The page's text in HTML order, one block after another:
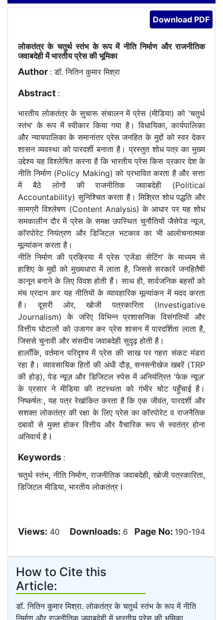
Download PDF
लोकतंत्र के चतुर्थ स्तंभ के रूप में नीति निर्माण और राजनीतिक
जवाबदेही में भारतीय प्रेस की भूमिका
Author : डॉ. नितिन कुमार मिश्रा
Abstract :
भारतीय लोकतंत्र के सुचारू संचालन में प्रेस (मीडिया) को 'चतुर्थ
स्तंभ' के रूप में स्वीकार किया गया है। विधायिका, कार्यपालिका
और न्यायपालिका के समानांतर प्रेस जनहित के मुद्दों को स्वर देकर
शासन व्यवस्था को पारदर्शी बनाता है। प्रस्तुत शोध पत्र का मुख्य
उद्देश्य यह विश्लेषित करना है कि भारतीय प्रेस किस प्रकार देश के
नीति निर्माण (Policy Making) को प्रभावित करता है और सत्ता
में बैठे लोगों की राजनीतिक जवाबदेही (Political
Accountability) सुनिश्चित करता है। मिश्रित शोध पद्धति और
सामग्री विश्लेषण (Content Analysis) के आधार पर यह शोध
समकालीन दौर में प्रेस के समक्ष उपस्थित चुनौतियों जैसेपेड न्यूज,
कॉरपोरेट नियंत्रण और डिजिटल भटकाव का भी आलोचनात्मक
मूल्यांकन करता है।
नीति निर्माण की प्रक्रिया में प्रेस 'एजेंडा सेटिंग' के माध्यम से
हाशिए के मुद्दों को मुख्यधारा में लाता है, जिससे सरकारें जनहितैषी
कानून बनाने के लिए विवश होती हैं। साथ ही, सार्वजनिक बहसों को
मंच प्रदान कर यह नीतियों के व्यावहारिक मूल्यांकन में मदद करता
है। दूसरी ओर, खोजी पत्रकारिता (Investigative
Journalism) के जरिए विभिन्न प्रशासनिक विसंगतियों और
वित्तीय घोटालों को उजागर कर प्रेस शासन में पारदर्शिता लाता है,
जिससे चुनावी और संसदीय जवाबदेही सुदृढ़ होती है।
हालाँकि, वर्तमान परिदृश्य में प्रेस की साख पर गहरा संकट मंडरा
रहा है। व्यावसायिक हितों की अंधी दौड़, सनसनीखेज खबरें (TRP
की होड़), पेड न्यूज़ और डिजिटल स्पेस में अनियंत्रित 'फेक न्यूज़'
के प्रसार ने मीडिया की तटस्थता को गंभीर चोट पहुँचाई है।
निष्कर्षतः, यह पत्र रेखांकित करता है कि एक जीवंत, पारदर्शी और
सशक्त लोकतंत्र की रक्षा के लिए प्रेस का कॉरपोरेट व राजनैतिक
दबावों से मुक्त होकर वित्तीय और वैचारिक रूप से स्वतंत्र होना
अनिवार्य है I
Keywords :
चतुर्थ स्तंभ, नीति निर्माण, राजनीतिक जवाबदेही, खोजी पत्रकारिता,
डिजिटल मीडिया, भारतीय लोकतंत्र I
Views: 40 Downloads: 6 Page No: 190-194
How to Cite this
Article:
डॉ. नितिन कुमार मिश्रा. लोकतंत्र के चतुर्थ स्तंभ के रूप में नीति
निर्माण और राजनीतिक जवाबदेही में भारतीय प्रेस की भूमिका.